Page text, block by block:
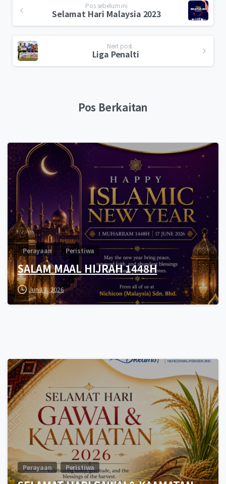
Pos sebelum ini
Selamat Hari Malaysia 2023
Next post
Liga Penalti
Pos Berkaitan
Perayaan Peristiwa
SALAM MAAL HIJRAH 1448H
Jun 17, 2026
0
Perayaan Peristiwa